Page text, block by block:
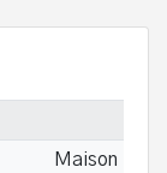
Maison